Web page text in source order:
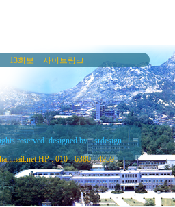
13회보 사이트링크
reserved. designed by
srdesign.
HP : 010 - 6380 - 4959